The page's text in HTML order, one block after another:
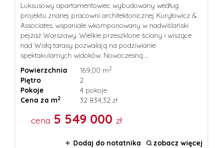
Luksusowy apartamentowiec wybudowany według
projektu znanej pracowni architektonicznej Kuryłowicz &
Associates, wspaniale wkomponowany w nadwiślański
pejzaż Warszawy. Wielkie przeszklone ściany i wiszące
nad Wisłą tarasy pozwalają na podziwianie
spektakularnych widoków. Nowoczesną ...
Powierzchnia
169,00 m2
Piętro
2
Pokoje
4 pokoje
Cena za m2 32 834,32 zł
cena 5 549 000 zł
Dodaj do notatnika zobacz więcej